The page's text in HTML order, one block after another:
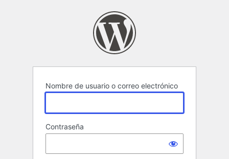
Nombre de usuario o correo electrónico
Contraseña